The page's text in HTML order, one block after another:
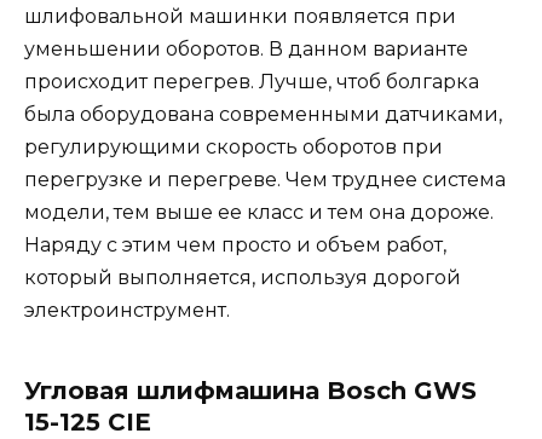
шлифовальной машинки появляется при
уменьшении оборотов. В данном варианте
происходит перегрев. Лучше, чтоб болгарка
была оборудована современными датчиками,
регулирующими скорость оборотов при
перегрузке и перегреве. Чем труднее система
модели, тем выше ее класс и тем она дороже.
Наряду с этим чем просто и объем работ,
который выполняется, используя дорогой
электроинструмент.
Угловая шлифмашина Bosch GWS
15-125 CIE